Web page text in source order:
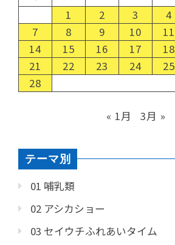
1
2 3 4
7
8 9 10 11
14
15 16 17 18
21
22 23 24 25
28
« 1月 3月 »
テーマ別
01 哺乳類
02 アシカショー
03 セイウチふれあいタイム